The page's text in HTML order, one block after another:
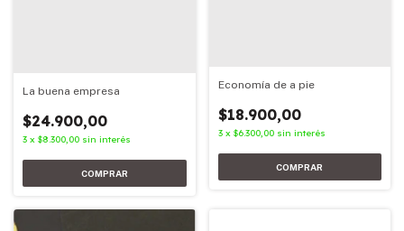
La buena empresa
$24.900,00
3 x $8.300,00 sin interés
Economía de a pie
$18.900,00
3 x $6.300,00 sin interés